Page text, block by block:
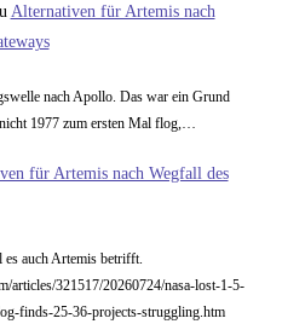
Alternativen für Artemis nach
nach Apollo. Das war ein Grund
1977 zum ersten Mal flog,…
für Artemis nach Wegfall des
es auch Artemis betrifft.
articles/321517/20260724/nasa-lost-1-5-
finds-25-36-projects-struggling.htm